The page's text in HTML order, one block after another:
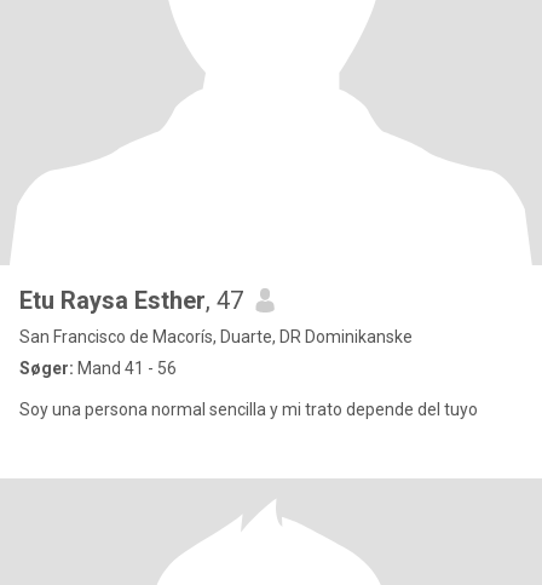
Etu Raysa Esther, 47
San Francisco de Macorís, Duarte, DR Dominikanske
Søger: Mand 41 - 56
Soy una persona normal sencilla y mi trato depende del tuyo